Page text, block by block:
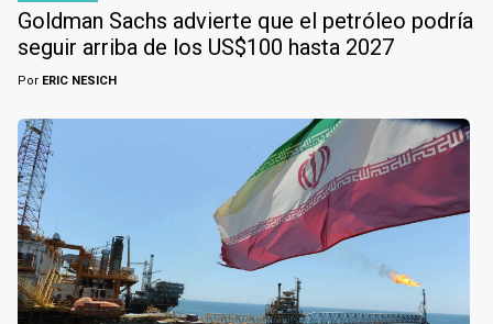
Goldman Sachs advierte que el petróleo podría
seguir arriba de los US$100 hasta 2027
Por ERIC NESICH